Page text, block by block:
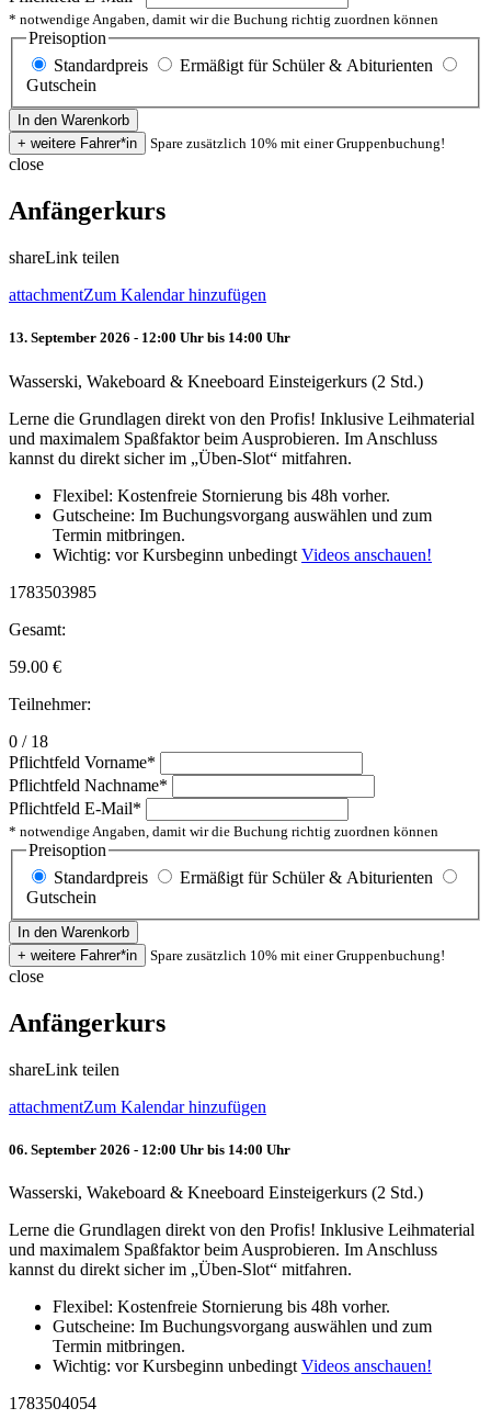
* notwendige Angaben, damit wir die Buchung richtig zuordnen können
Preisoption
Standardpreis
Ermäßigt für Schüler & Abiturienten
Gutschein
Spare zusätzlich 10% mit einer Gruppenbuchung!
close
Anfängerkurs
shareLink teilen
attachmentZum Kalendar hinzufügen
13. September 2026 - 12:00 Uhr bis 14:00 Uhr
Wasserski, Wakeboard & Kneeboard Einsteigerkurs (2 Std.)
Lerne die Grundlagen direkt von den Profis! Inklusive Leihmaterial
und maximalem Spaßfaktor beim Ausprobieren. Im Anschluss
kannst du direkt sicher im „Üben-Slot“ mitfahren.
Flexibel: Kostenfreie Stornierung bis 48h vorher.
Gutscheine: Im Buchungsvorgang auswählen und zum
Termin mitbringen.
Wichtig: vor Kursbeginn unbedingt Videos anschauen!
1783503985
Gesamt:
59.00 €
Teilnehmer:
0 / 18
Pflichtfeld Vorname*
Pflichtfeld Nachname*
Pflichtfeld E-Mail*
* notwendige Angaben, damit wir die Buchung richtig zuordnen können
Preisoption
Standardpreis
Ermäßigt für Schüler & Abiturienten
Gutschein
Spare zusätzlich 10% mit einer Gruppenbuchung!
close
Anfängerkurs
shareLink teilen
attachmentZum Kalendar hinzufügen
06. September 2026 - 12:00 Uhr bis 14:00 Uhr
Wasserski, Wakeboard & Kneeboard Einsteigerkurs (2 Std.)
Lerne die Grundlagen direkt von den Profis! Inklusive Leihmaterial
und maximalem Spaßfaktor beim Ausprobieren. Im Anschluss
kannst du direkt sicher im „Üben-Slot“ mitfahren.
Flexibel: Kostenfreie Stornierung bis 48h vorher.
Gutscheine: Im Buchungsvorgang auswählen und zum
Termin mitbringen.
Wichtig: vor Kursbeginn unbedingt Videos anschauen!
1783504054